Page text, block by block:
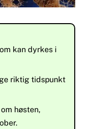
kan dyrkes i
riktig tidspunkt
høsten,